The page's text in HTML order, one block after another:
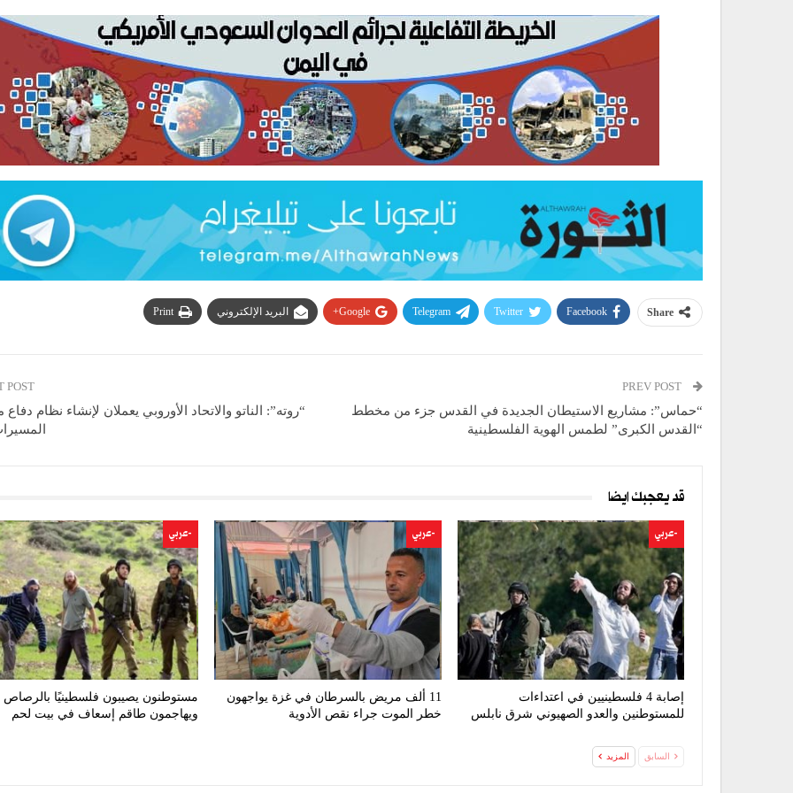
Share
Facebook
Twitter
Telegram
Google+ البريد الإلكتروني Print
“حماس”: مشاريع الاستيطان الجديدة في القدس جزء من مخطط
“القدس الكبرى” لطمس الهوية الفلسطينية
POST
“روته”: الناتو والاتحاد الأوروبي يعملان لإنشاء نظام
قد يعجبك ايضا
-عربي
إصابة 4 فلسطينيين في اعتداءات
للمستوطنين والعدو الصهيوني شرق نابلس
-عربي
11 ألف مريض بالسرطان في غزة يواجهون
خطر الموت جراء نقص الأدوية
-عربي
مستوطنون يصيبون فلسطينيًا بالرصاص
ويهاجمون طاقم إسعاف في بيت لحم
السابق المزيد